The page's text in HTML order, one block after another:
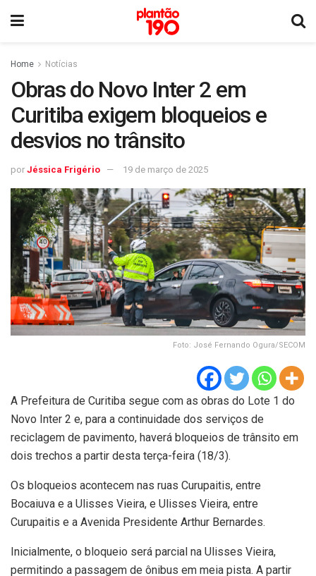
Home Notícias
Obras do Novo Inter 2 em
Curitiba exigem bloqueios e
desvios no trânsito
por Jéssica Frigério 19 de março de 2025
Foto: José Fernando Ogura/SECOM
A Prefeitura de Curitiba segue com as obras do Lote 1 do
Novo Inter 2 e, para a continuidade dos serviços de
reciclagem de pavimento, haverá bloqueios de trânsito em
dois trechos a partir desta terça-feira (18/3).
Os bloqueios acontecem nas ruas Curupaitis, entre
Bocaiuva e a Ulisses Vieira, e Ulisses Vieira, entre
Curupaitis e a Avenida Presidente Arthur Bernardes.
Inicialmente, o bloqueio será parcial na Ulisses Vieira,
permitindo a passagem de ônibus em meia pista. A partir